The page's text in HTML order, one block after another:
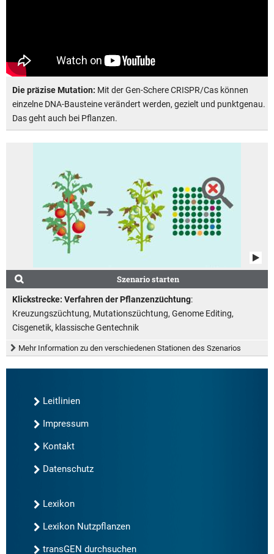
Die präzise Mutation: Mit der Gen-Schere CRISPR/Cas können
einzelne DNA-Bausteine verändert werden, gezielt und punktgenau.
Das geht auch bei Pflanzen.
Szenario starten
Klickstrecke: Verfahren der Pflanzenzüchtung:
Kreuzungszüchtung, Mutationszüchtung, Genome Editing,
Cisgenetik, klassische Gentechnik
Mehr Information zu den verschiedenen Stationen des Szenarios
Leitlinien
Impressum
Kontakt
Datenschutz
Lexikon
Lexikon Nutzpflanzen
transGEN durchsuchen